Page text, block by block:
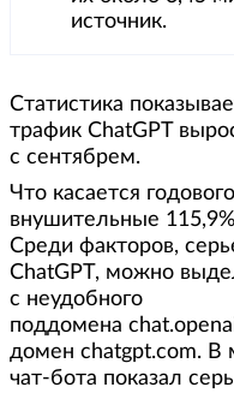
источник.
Статистика
трафик ChatGPT
с сентябрем.
Что касается
внушительные
Среди факторов,
ChatGPT, можно
с неудобного
поддомена
домен chatgpt.com. В
чат-бота показал